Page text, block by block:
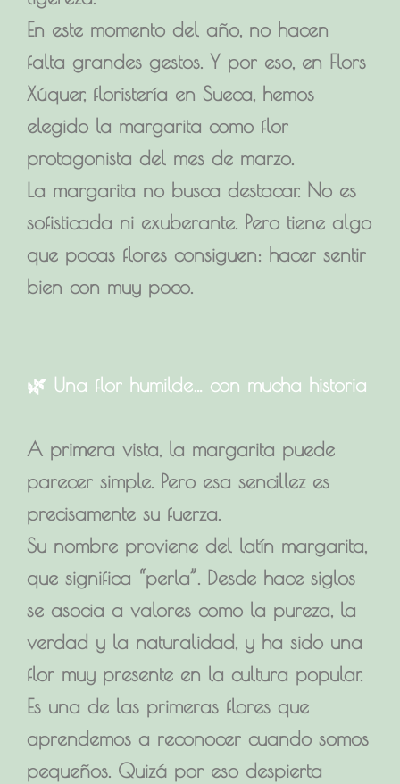
En este momento del año, no hacen
falta grandes gestos. Y por eso, en Flors
Xúquer, floristería en Sueca, hemos
elegido la margarita como flor
protagonista del mes de marzo.
La margarita no busca destacar. No es
sofisticada ni exuberante. Pero tiene algo
que pocas flores consiguen: hacer sentir
bien con muy poco.
🌿 Una flor humilde… con mucha historia
A primera vista, la margarita puede
parecer simple. Pero esa sencillez es
precisamente su fuerza.
Su nombre proviene del latín margarita,
que significa “perla”. Desde hace siglos
se asocia a valores como la pureza, la
verdad y la naturalidad, y ha sido una
flor muy presente en la cultura popular.
Es una de las primeras flores que
aprendemos a reconocer cuando somos
pequeños. Quizá por eso despierta